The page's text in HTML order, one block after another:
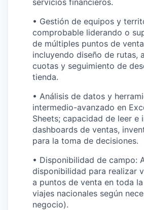
• Gestión de equipos y
comprobable liderando o
de múltiples puntos de
incluyendo diseño de rutas,
cuotas y seguimiento de
tienda.
• Análisis de datos y
intermedio-avanzado en
Sheets; capacidad de leer e
dashboards de ventas,
para la toma de decisiones.
• Disponibilidad de campo:
disponibilidad para realizar
a puntos de venta en toda
viajes nacionales según
negocio).